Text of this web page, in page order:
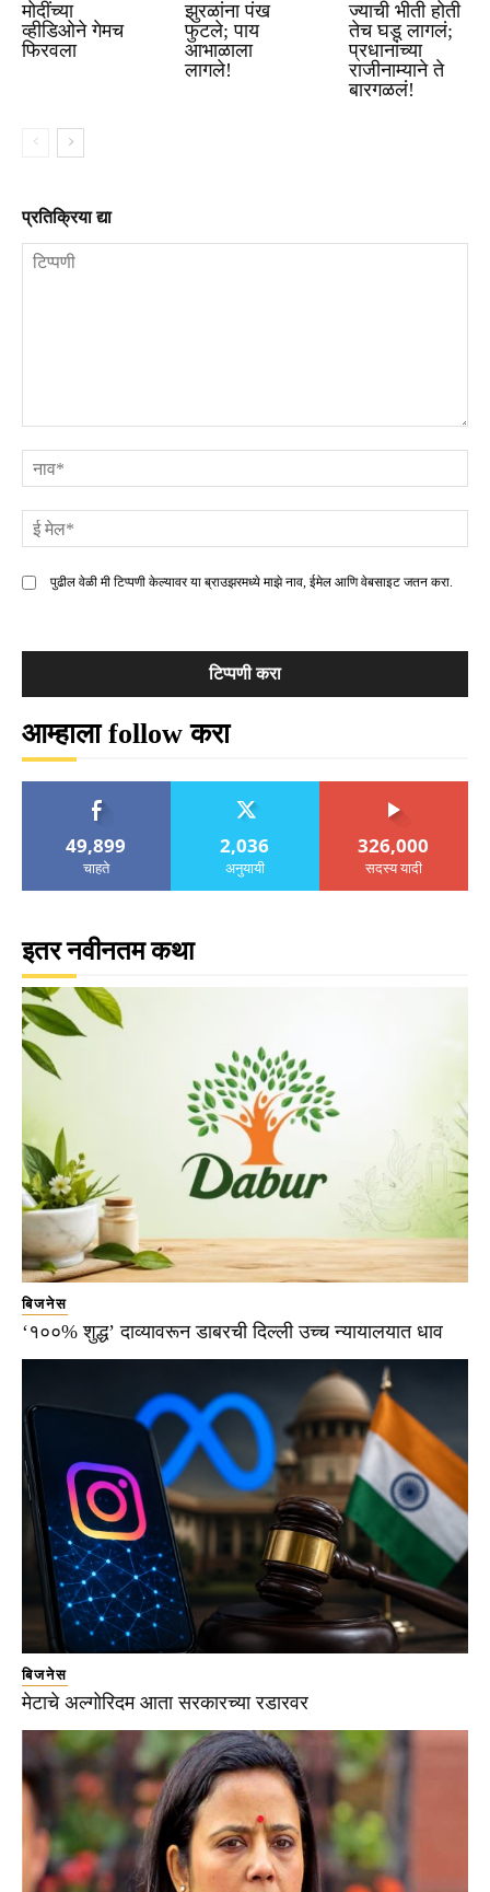
मोदींच्या
व्हीडिओने गेमच
फिरवला
झुरळांना पंख
फुटले; पाय
आभाळाला
लागले!
ज्याची भीती होती
तेच घडू लागलं;
प्रधानांच्या
राजीनाम्याने ते
बारगळलं!
प्रतिक्रिया द्या
पुढील वेळी मी टिप्पणी केल्यावर या ब्राउझरमध्ये माझे नाव, ईमेल आणि वेबसाइट जतन करा.
आम्हाला follow करा
49,899
चाहते
2,036
अनुयायी
326,000
सदस्य यादी
इतर नवीनतम कथा
बिजनेस
‘१००% शुद्ध’ दाव्यावरून डाबरची दिल्ली उच्च न्यायालयात धाव
बिजनेस
मेटाचे अल्गोरिदम आता सरकारच्या रडारवर